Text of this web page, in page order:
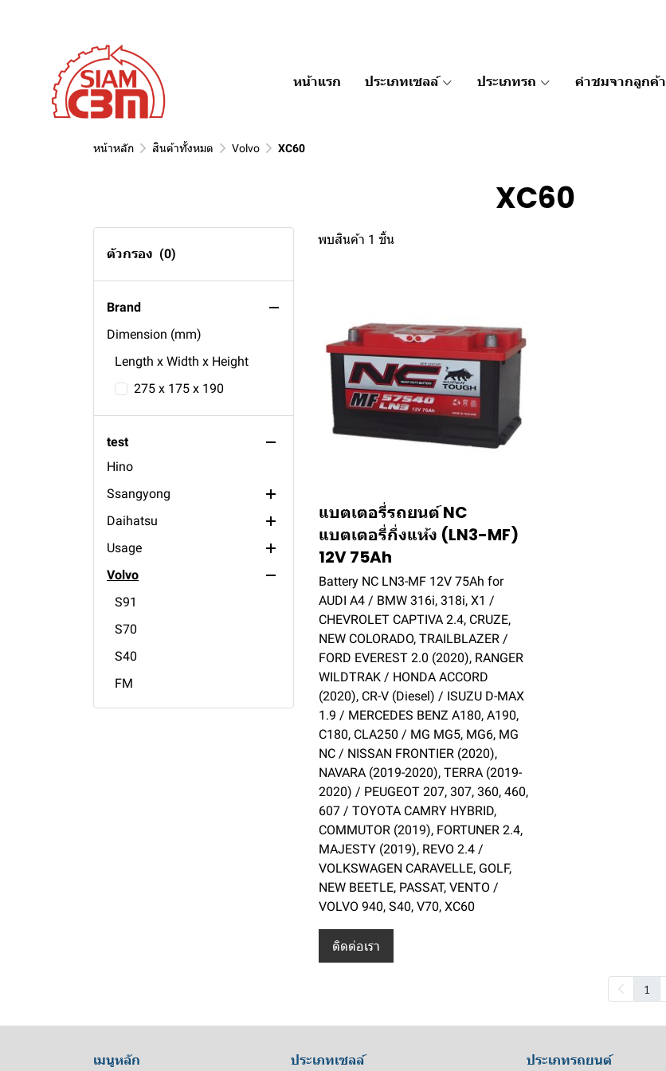
หน้าแรก ประเภทเซลล์ ประเภทรถ คำชมจากลูกค้า
หน้าหลัก สินค้าทั้งหมด Volvo XC60
XC60
ตัวกรอง (0)
Brand
Dimension (mm)
Length x Width x Height
275 x 175 x 190
test
สินค้าทั้งหมด
Cell Type
maintenance Free
Car type
bus
passenger
150ah
140ah
135ah
120ah
110ah
100ah
88ah
85ah
80ah
75ah
70ah
65ah
60ah
55ah
50ah
45ah
35ah
24ah
S-Type
Holden
Calais
Volkswagen
Caravelle
Vento
Passat
Golf
Saab
9000
Renault
R21
R1
Opel
Kadett
Fiat
Tempra
Punto
Daewoo
Fantasy
Espero
Cielo
Alfa
Romeo 156
Romeo 145
Hino
Ssangyong
Stavic
RX320
Rexton
Musso
Actyon
Daihatsu
Mira
Grand Move
Usage
general engine
lawn mover
fire pump battery
generator battery
Volvo
S91
S70
S40
FM
XC90
Vios
Jimny
BRZ
405
Diesel
L200 Strada
Cooper
MG
พบสินค้า 1 ชิ้น
แบตเตอรี่รถยนต์ NC
แบตเตอรี่กึ่งแห้ง (LN3-MF)
12V 75Ah
Battery NC LN3-MF 12V 75Ah for
AUDI A4 / BMW 316i, 318i, X1 /
CHEVROLET CAPTIVA 2.4, CRUZE,
NEW COLORADO, TRAILBLAZER /
FORD EVEREST 2.0 (2020), RANGER
WILDTRAK / HONDA ACCORD
(2020), CR-V (Diesel) / ISUZU D-MAX
1.9 / MERCEDES BENZ A180, A190,
C180, CLA250 / MG MG5, MG6, MG
NC / NISSAN FRONTIER (2020),
NAVARA (2019-2020), TERRA (2019-
2020) / PEUGEOT 207, 307, 360, 460,
607 / TOYOTA CAMRY HYBRID,
COMMUTOR (2019), FORTUNER 2.4,
MAJESTY (2019), REVO 2.4 /
VOLKSWAGEN CARAVELLE, GOLF,
NEW BEETLE, PASSAT, VENTO /
VOLVO 940, S40, V70, XC60
ติดต่อเรา
1
เมนูหลัก ประเภทเซลล์ ประเภทรถยนต์